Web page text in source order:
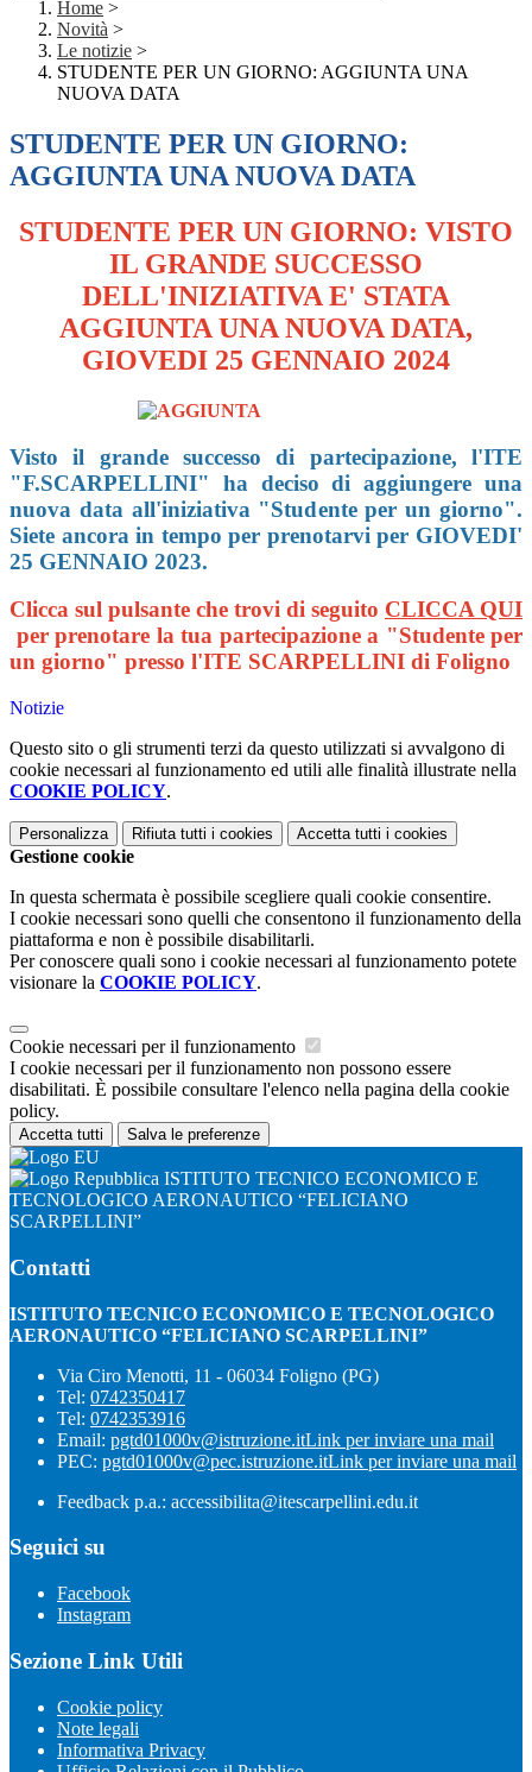
Home >
Novità >
Le notizie >
STUDENTE PER UN GIORNO: AGGIUNTA UNA
NUOVA DATA
STUDENTE PER UN GIORNO:
AGGIUNTA UNA NUOVA DATA
STUDENTE PER UN GIORNO: VISTO
IL GRANDE SUCCESSO
DELL'INIZIATIVA E' STATA
AGGIUNTA UNA NUOVA DATA,
GIOVEDI 25 GENNAIO 2024
Visto il grande successo di partecipazione, l'ITE
"F.SCARPELLINI" ha deciso di aggiungere una
nuova data all'iniziativa "Studente per un giorno".
Siete ancora in tempo per prenotarvi per GIOVEDI'
25 GENNAIO 2023.
Clicca sul pulsante che trovi di seguito CLICCA QUI
per prenotare la tua partecipazione a "Studente per
un giorno" presso l'ITE SCARPELLINI di Foligno
Notizie
Questo sito o gli strumenti terzi da questo utilizzati si avvalgono di
cookie necessari al funzionamento ed utili alle finalità illustrate nella
COOKIE POLICY.
Personalizza Rifiuta tutti i cookies Accetta tutti i cookies
Gestione cookie
In questa schermata è possibile scegliere quali cookie consentire.
I cookie necessari sono quelli che consentono il funzionamento della
piattaforma e non è possibile disabilitarli.
Per conoscere quali sono i cookie necessari al funzionamento potete
visionare la COOKIE POLICY.
Cookie necessari per il funzionamento
I cookie necessari per il funzionamento non possono essere
disabilitati. È possibile consultare l'elenco nella pagina della cookie
policy.
Accetta tutti Salva le preferenze
ISTITUTO TECNICO ECONOMICO E
TECNOLOGICO AERONAUTICO “FELICIANO
SCARPELLINI”
Contatti
ISTITUTO TECNICO ECONOMICO E TECNOLOGICO
AERONAUTICO “FELICIANO SCARPELLINI”
Via Ciro Menotti, 11 - 06034 Foligno (PG)
Tel: 0742350417
Tel: 0742353916
Email: pgtd01000v@istruzione.itLink per inviare una mail
PEC: pgtd01000v@pec.istruzione.itLink per inviare una mail
Feedback p.a.: accessibilita@itescarpellini.edu.it
Seguici su
Facebook
Instagram
Sezione Link Utili
Cookie policy
Note legali
Informativa Privacy